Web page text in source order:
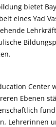
bietet
eines Yad
Ebenen
Lehrerinnen